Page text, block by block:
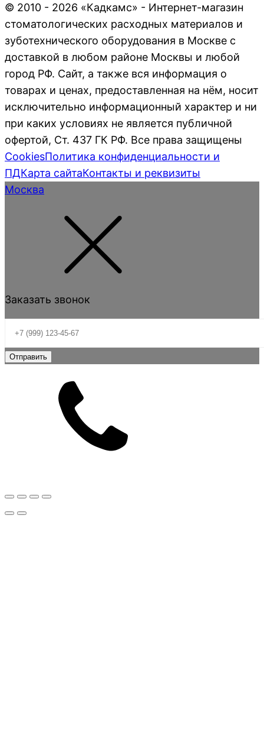
© 2010 - 2026 «Кадкамс» - Интернет-магазин
стоматологических расходных материалов и
зуботехнического оборудования в Москве с
доставкой в любом районе Москвы и любой
город РФ. Сайт, а также вся информация о
товарах и ценах, предоставленная на нём, носит
исключительно информационный характер и ни
при каких условиях не является публичной
офертой, Ст. 437 ГК РФ. Все права защищены
CookiesПолитика конфиденциальности и
ПДКарта сайтаКонтакты и реквизиты
Москва
Заказать звонок